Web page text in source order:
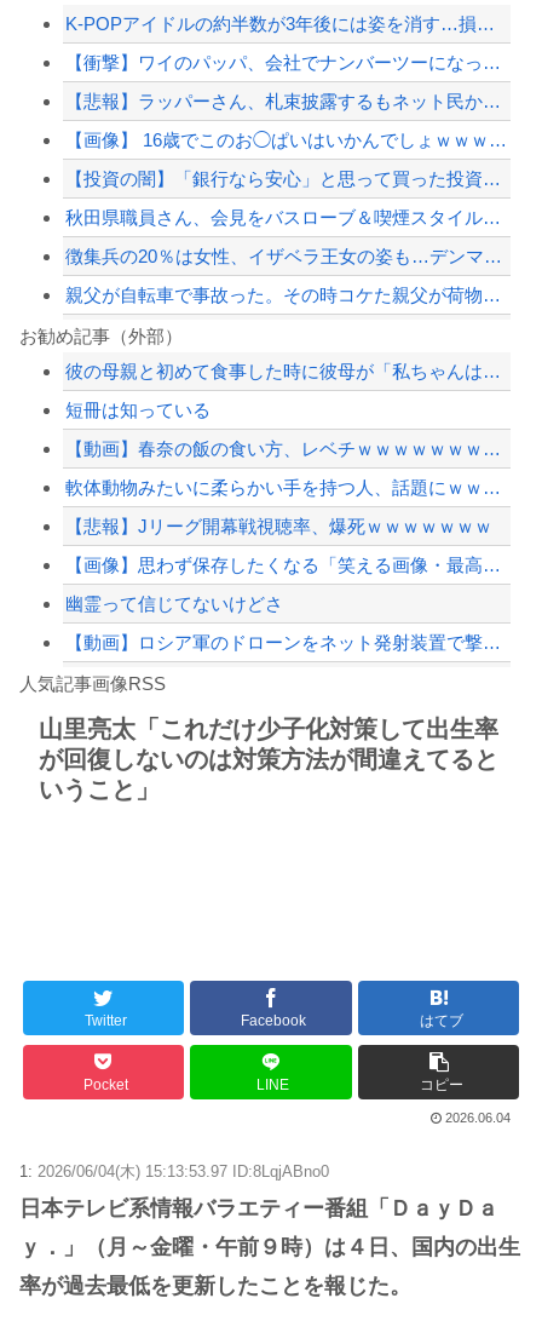
K-POPアイドルの約半数が3年後には姿を消す…損益分岐点突破は4％未満
【衝撃】ワイのパッパ、会社でナンバーツーになった結果ｗｗｗｗｗｗｗｗｗｗ
【悲報】ラッパーさん、札束披露するもネット民から「新社会人の初ボーナスくらいしか...
【画像】 16歳でこのお◯ぱいはいかんでしょｗｗｗwｗｗｗｗｗｗｗｗ❤
【投資の闇】「銀行なら安心」と思って買った投資信託、11年後に確認した結果……
秋田県職員さん、会見をバスローブ＆喫煙スタイルで対応してしまい大炎上ｗ
徴集兵の20％は女性、イザベラ王女の姿も…デンマークが新たな兵役制度開始！
親父が自転車で事故った。その時コケた親父が荷物で腹を突いて胃袋が切れ、5時間を超...
ジャンポケ斎藤と代理人のやりとり、「地獄すぎて完全にコントになってる……」と衝撃...
ショートスリーパー堀大輔、高須幹弥にブチギレ
【最近】冷たい空調服ってやつが出てるらしくめっちゃ欲しい
【配信者】「金バエ」のSNS更新が1週間途絶え、様々な憶測が飛び交う。1週間ぶり...
Powered by livedoor 相互RSS
お勧め記事（外部）
彼の母親と初めて食事した時に彼母が「私ちゃんは結婚したら仕事辞める予定なんですっ...
短冊は知っている
【動画】春奈の飯の食い方、レベチｗｗｗｗｗｗｗｗｗｗｗｗｗｗｗｗｗｗｗｗｗｗｗｗ
軟体動物みたいに柔らかい手を持つ人、話題にｗｗｗｗ「脳が理解を拒む」「ミギー」
【悲報】Jリーグ開幕戦視聴率、爆死ｗｗｗｗｗｗｗ
【画像】思わず保存したくなる「笑える画像・最高な画像」貼っていけｗｗｗｗｗ
幽霊って信じてないけどさ
【動画】ロシア軍のドローンをネット発射装置で撃墜するウクライナ。
実況「金メダルをとった萩野には俺さんへの挑戦権を手にしました！」俺「ほう君が萩野...
8/4のニュース
Powered by livedoor 相互RSS
人気記事画像RSS
山里亮太「これだけ少子化対策して出生率
が回復しないのは対策方法が間違えてると
いうこと」
Twitter Facebook はてブ
Pocket LINE コピー
2026.06.04
1: 2026/06/04(木) 15:13:53.97 ID:8LqjABno0
日本テレビ系情報バラエティー番組「ＤａｙＤａ
ｙ．」（月～金曜・午前９時）は４日、国内の出生
率が過去最低を更新したことを報じた。